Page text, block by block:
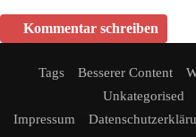
Kommentar schreiben
Tags Besserer Content
Unkategorised
Impressum